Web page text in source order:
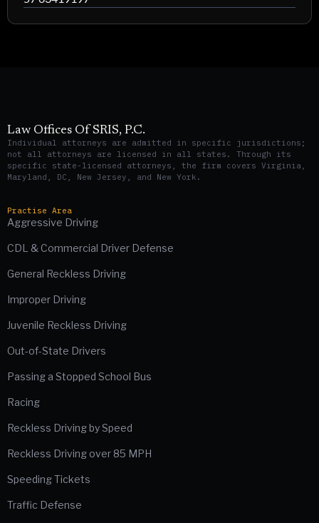
Law Offices Of SRIS, P.C.
Individual attorneys are admitted in specific jurisdictions;
not all attorneys are licensed in all states. Through its
specific state-licensed attorneys, the firm covers Virginia,
Maryland, DC, New Jersey, and New York.
Practise Area
Aggressive Driving
CDL & Commercial Driver Defense
General Reckless Driving
Improper Driving
Juvenile Reckless Driving
Out-of-State Drivers
Passing a Stopped School Bus
Racing
Reckless Driving by Speed
Reckless Driving over 85 MPH
Speeding Tickets
Traffic Defense